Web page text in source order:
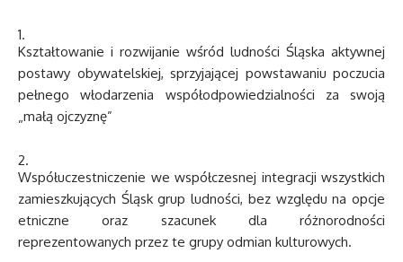
Kształtowanie i rozwijanie wśród ludności Śląska aktywnej
postawy obywatelskiej, sprzyjającej powstawaniu poczucia
pełnego włodarzenia współodpowiedzialności za swoją
„małą ojczyznę”
Współuczestniczenie we współczesnej integracji wszystkich
zamieszkujących Śląsk grup ludności, bez względu na opcje
etniczne oraz szacunek dla różnorodności
reprezentowanych przez te grupy odmian kulturowych.